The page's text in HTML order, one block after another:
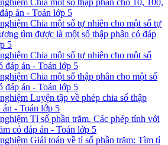
án - Toán lớp 5
Chia một số tự nhiên cho một số tự
tìm được là một số thập phân có đáp
5
Chia một số tự nhiên cho một số
đáp án - Toán lớp 5
Chia một số thập phân cho một số
đáp án - Toán lớp 5
Luyện tập về phép chia số thập
án - Toán lớp 5
Tỉ số phần trăm. Các phép tính với
có đáp án - Toán lớp 5
Giải toán về tỉ số phần trăm: Tìm tỉ